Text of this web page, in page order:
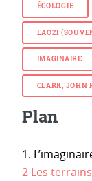
ÉCOLOGIE
LAOZI
IMAGINAIRE
CLARK, JOHN
Plan
1.
2 Les